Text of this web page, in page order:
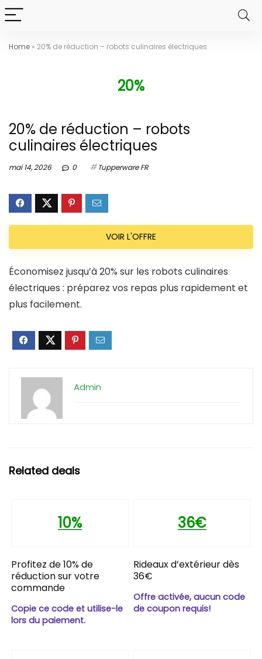
Home » 20% de réduction – robots culinaires électriques
20%
20% de réduction – robots
culinaires électriques
mai 14, 2026 0 Tupperware FR
VOIR L'OFFRE
Économisez jusqu’à 20% sur les robots culinaires
électriques : préparez vos repas plus rapidement et
plus facilement.
Admin
Related deals
10%
Profitez de 10% de
réduction sur votre
commande
Copie ce code et utilise-le
lors du paiement.
36€
Rideaux d’extérieur dès
36€
Offre activée, aucun code
de coupon requis!